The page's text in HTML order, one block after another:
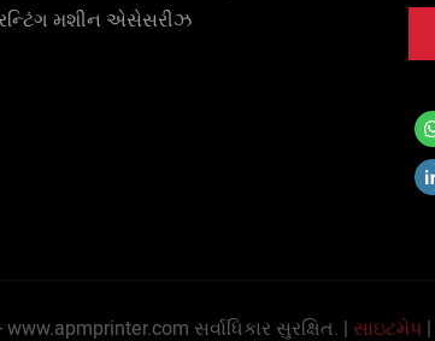
મશીન એસેસરીઝ
www.apmprinter.com સર્વાધિકાર સુરક્ષિત. | સાઇટમેપ|